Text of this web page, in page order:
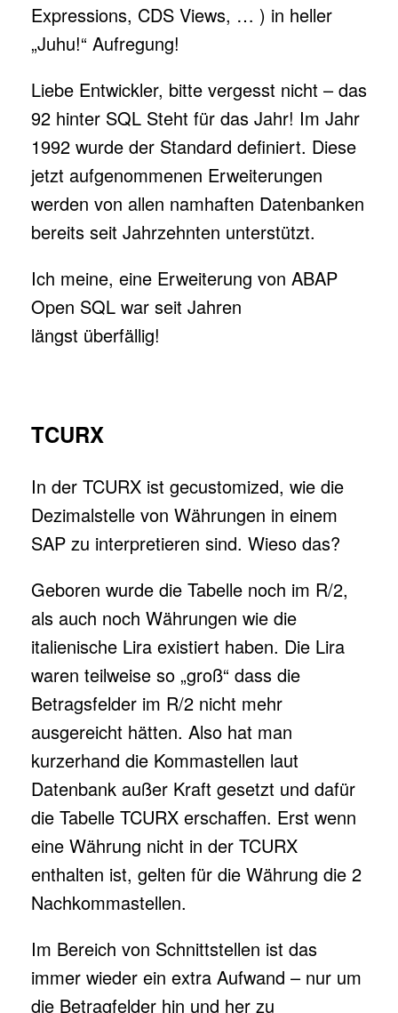
Expressions, CDS Views, … ) in heller
„Juhu!“ Aufregung!
Liebe Entwickler, bitte vergesst nicht – das
92 hinter SQL Steht für das Jahr! Im Jahr
1992 wurde der Standard definiert. Diese
jetzt aufgenommenen Erweiterungen
werden von allen namhaften Datenbanken
bereits seit Jahrzehnten unterstützt.
Ich meine, eine Erweiterung von ABAP
Open SQL war seit Jahren
längst überfällig!
TCURX
In der TCURX ist gecustomized, wie die
Dezimalstelle von Währungen in einem
SAP zu interpretieren sind. Wieso das?
Geboren wurde die Tabelle noch im R/2,
als auch noch Währungen wie die
italienische Lira existiert haben. Die Lira
waren teilweise so „groß“ dass die
Betragsfelder im R/2 nicht mehr
ausgereicht hätten. Also hat man
kurzerhand die Kommastellen laut
Datenbank außer Kraft gesetzt und dafür
die Tabelle TCURX erschaffen. Erst wenn
eine Währung nicht in der TCURX
enthalten ist, gelten für die Währung die 2
Nachkommastellen.
Im Bereich von Schnittstellen ist das
immer wieder ein extra Aufwand – nur um
die Betragfelder hin und her zu